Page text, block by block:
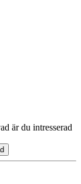
är du intresserad